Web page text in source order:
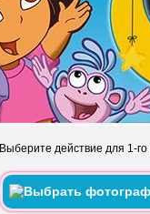
Выберите действие для 1-